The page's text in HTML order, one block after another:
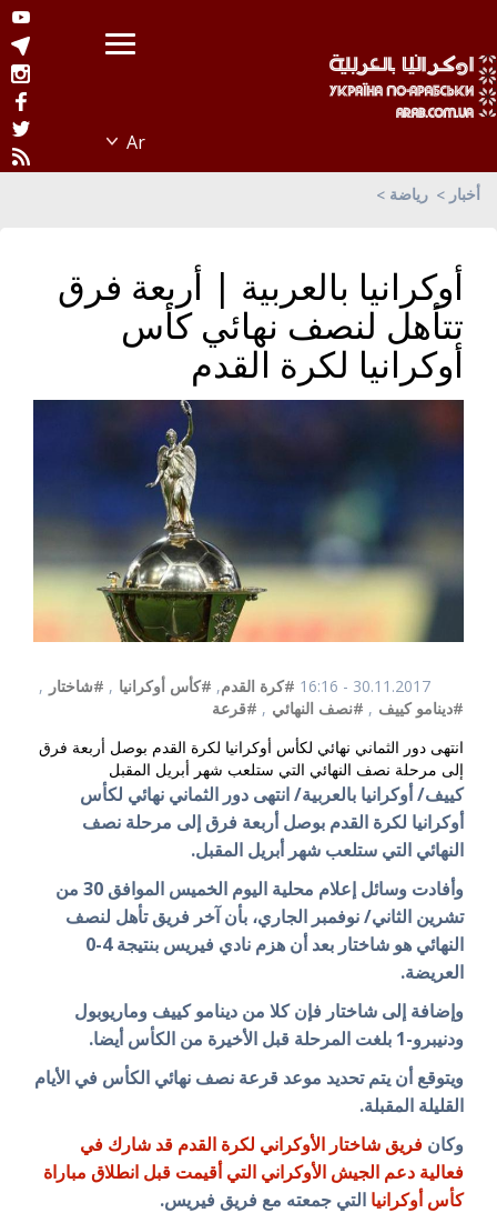
أخبار رياضة
أوكرانيا بالعربية | أربعة فرق
تتأهل لنصف نهائي كأس
أوكرانيا لكرة القدم
30.11.2017 - 16:16 #كرة القدم, #كأس أوكرانيا , #شاختار ,
#دينامو كييف , #نصف النهائي , #قرعة
انتهى دور الثماني نهائي لكأس أوكرانيا لكرة القدم بوصل أربعة فرق
إلى مرحلة نصف النهائي التي ستلعب شهر أبريل المقبل
كييف/ أوكرانيا بالعربية/ انتهى دور الثماني نهائي لكأس
أوكرانيا لكرة القدم بوصل أربعة فرق إلى مرحلة نصف
النهائي التي ستلعب شهر أبريل المقبل.
وأفادت وسائل إعلام محلية اليوم الخميس الموافق 30 من
تشرين الثاني/ نوفمبر الجاري، بأن آخر فريق تأهل لنصف
النهائي هو شاختار بعد أن هزم نادي فيريس بنتيجة 4-0
العريضة.
وإضافة إلى شاختار فإن كلا من دينامو كييف وماريوبول
ودنيبرو-1 بلغت المرحلة قبل الأخيرة من الكأس أيضا.
ويتوقع أن يتم تحديد موعد قرعة نصف نهائي الكأس في الأيام
القليلة المقبلة.
وكان فريق شاختار الأوكراني لكرة القدم قد شارك في
فعالية دعم الجيش الأوكراني التي أقيمت قبل انطلاق مباراة
كأس أوكرانيا التي جمعته مع فريق فيريس.